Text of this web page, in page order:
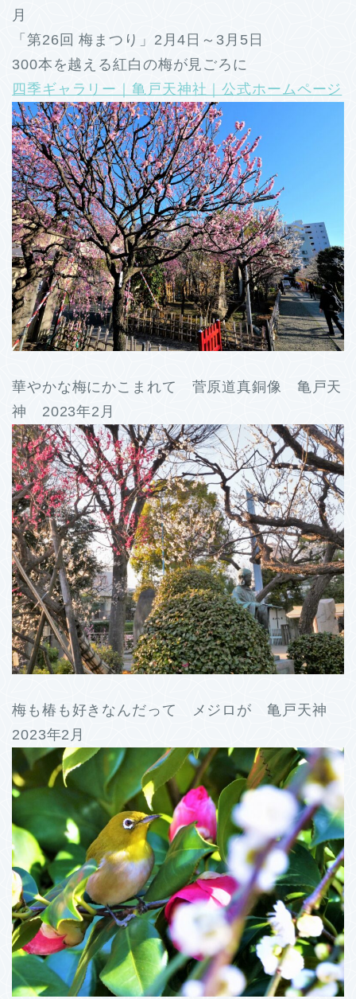
月
「第26回 梅まつり」2月4日～3月5日
300本を越える紅白の梅が見ごろに
四季ギャラリー｜亀戸天神社｜公式ホームページ
華やかな梅にかこまれて 菅原道真銅像 亀戸天
神 2023年2月
梅も椿も好きなんだって メジロが 亀戸天神
2023年2月